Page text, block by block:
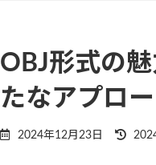
OBJ形式の
たなアプロ
2024年12月23日
Last